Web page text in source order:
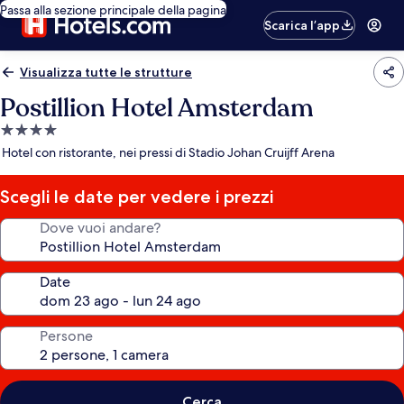
Passa alla sezione principale della pagina
Scarica l’app
Visualizza tutte le strutture
Postillion Hotel Amsterdam
Struttura
a
stelle
Hotel con ristorante, nei pressi di Stadio Johan Cruijff Arena
Scegli le date per vedere i prezzi
Dove vuoi andare?
Date
Persone